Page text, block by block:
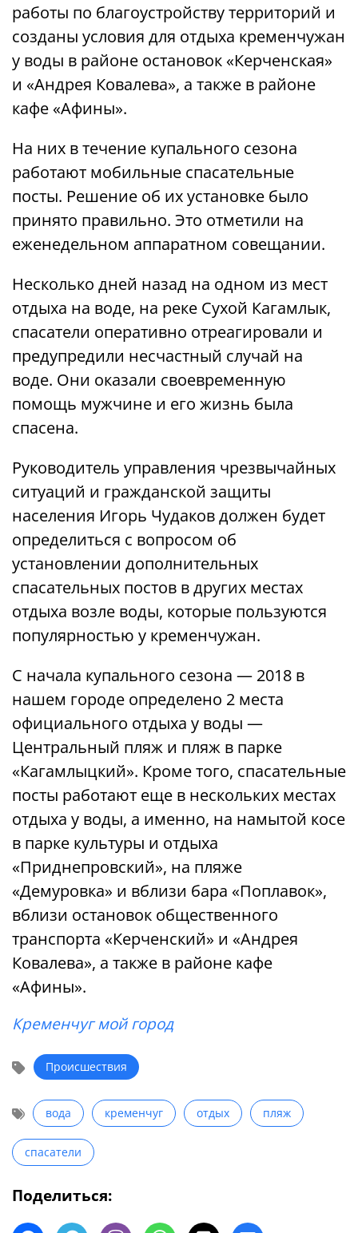
работы по благоустройству территорий и
созданы условия для отдыха кременчужан
у воды в районе остановок «Керченская»
и «Андрея Ковалева», а также в районе
кафе «Афины».
На них в течение купального сезона
работают мобильные спасательные
посты. Решение об их установке было
принято правильно. Это отметили на
еженедельном аппаратном совещании.
Несколько дней назад на одном из мест
отдыха на воде, на реке Сухой Кагамлык,
спасатели оперативно отреагировали и
предупредили несчастный случай на
воде. Они оказали своевременную
помощь мужчине и его жизнь была
спасена.
Руководитель управления чрезвычайных
ситуаций и гражданской защиты
населения Игорь Чудаков должен будет
определиться с вопросом об
установлении дополнительных
спасательных постов в других местах
отдыха возле воды, которые пользуются
популярностью у кременчужан.
С начала купального сезона — 2018 в
нашем городе определено 2 места
официального отдыха у воды —
Центральный пляж и пляж в парке
«Кагамлыцкий». Кроме того, спасательные
посты работают еще в нескольких местах
отдыха у воды, а именно, на намытой косе
в парке культуры и отдыха
«Приднепровский», на пляже
«Демуровка» и вблизи бара «Поплавок»,
вблизи остановок общественного
транспорта «Керченский» и «Андрея
Ковалева», а также в районе кафе
«Афины».
Кременчуг мой город
Происшествия
вода кременчуг отдых пляж
спасатели
Поделиться: